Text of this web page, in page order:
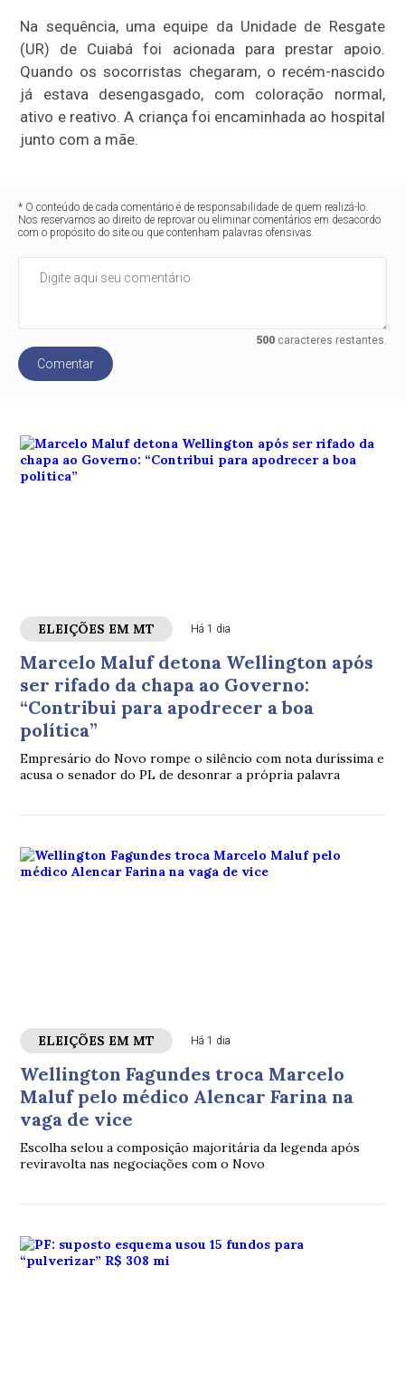
Na sequência, uma equipe da Unidade de Resgate
(UR) de Cuiabá foi acionada para prestar apoio.
Quando os socorristas chegaram, o recém-nascido
já estava desengasgado, com coloração normal,
ativo e reativo. A criança foi encaminhada ao hospital
junto com a mãe.
* O conteúdo de cada comentário é de responsabilidade de quem realizá-lo.
Nos reservamos ao direito de reprovar ou eliminar comentários em desacordo
com o propósito do site ou que contenham palavras ofensivas.
500caracteres restantes.
Comentar
ELEIÇÕES EM MT Há 1 dia
Marcelo Maluf detona Wellington após
ser rifado da chapa ao Governo:
“Contribui para apodrecer a boa
política”
Empresário do Novo rompe o silêncio com nota duríssima e
acusa o senador do PL de desonrar a própria palavra
ELEIÇÕES EM MT Há 1 dia
Wellington Fagundes troca Marcelo
Maluf pelo médico Alencar Farina na
vaga de vice
Escolha selou a composição majoritária da legenda após
reviravolta nas negociações com o Novo